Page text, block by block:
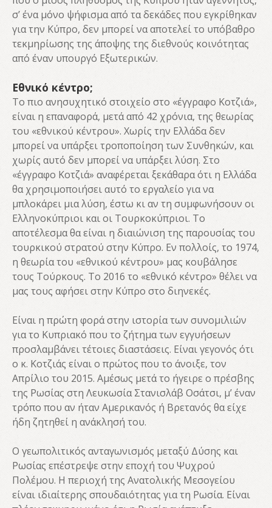
σ’ ένα μόνο ψήφισμα από τα δεκάδες που εγκρίθηκαν
για την Κύπρο, δεν μπορεί να αποτελεί το υπόβαθρο
τεκμηρίωσης της άποψης της διεθνούς κοινότητας
από έναν υπουργό Εξωτερικών.
Εθνικό κέντρο;
Το πιο ανησυχητικό στοιχείο στο «έγγραφο Κοτζιά»,
είναι η επαναφορά, μετά από 42 χρόνια, της θεωρίας
του «εθνικού κέντρου». Χωρίς την Ελλάδα δεν
μπορεί να υπάρξει τροποποίηση των Συνθηκών, και
χωρίς αυτό δεν μπορεί να υπάρξει λύση. Στο
«έγγραφο Κοτζιά» αναφέρεται ξεκάθαρα ότι η Ελλάδα
θα χρησιμοποιήσει αυτό το εργαλείο για να
μπλοκάρει μια λύση, έστω κι αν τη συμφωνήσουν οι
Ελληνοκύπριοι και οι Τουρκοκύπριοι. Το
αποτέλεσμα θα είναι η διαιώνιση της παρουσίας του
τουρκικού στρατού στην Κύπρο. Εν πολλοίς, το 1974,
η θεωρία του «εθνικού κέντρου» μας κουβάλησε
τους Τούρκους. Το 2016 το «εθνικό κέντρο» θέλει να
μας τους αφήσει στην Κύπρο στο διηνεκές.
Είναι η πρώτη φορά στην ιστορία των συνομιλιών
για το Κυπριακό που το ζήτημα των εγγυήσεων
προσλαμβάνει τέτοιες διαστάσεις. Είναι γεγονός ότι
ο κ. Κοτζιάς είναι ο πρώτος που το άνοιξε, τον
Απρίλιο του 2015. Αμέσως μετά το ήγειρε ο πρέσβης
της Ρωσίας στη Λευκωσία Στανισλάβ Οσάτσι, μ’ έναν
τρόπο που αν ήταν Αμερικανός ή Βρετανός θα είχε
ήδη ζητηθεί η ανάκλησή του.
Ο γεωπολιτικός ανταγωνισμός μεταξύ Δύσης και
Ρωσίας επέστρεψε στην εποχή του Ψυχρού
Πολέμου. Η περιοχή της Ανατολικής Μεσογείου
είναι ιδιαίτερης σπουδαιότητας για τη Ρωσία. Είναι